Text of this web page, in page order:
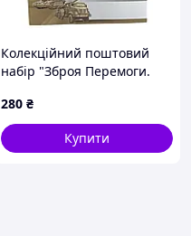
Колекційний поштовий
набір "Зброя Перемоги.
280 ₴
Купити